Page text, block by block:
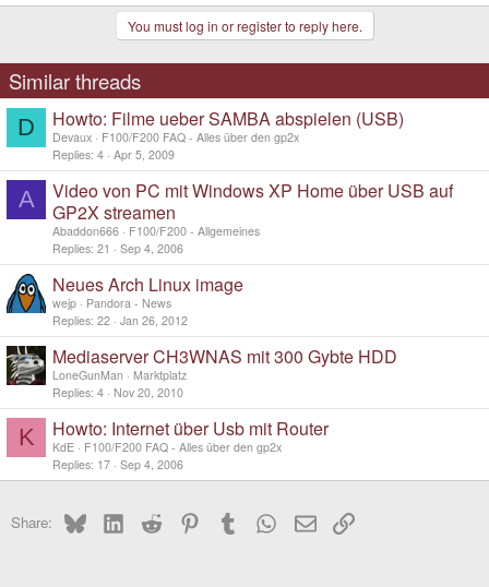
You must log in or register to reply here.
Similar threads
D Howto: Filme ueber SAMBA abspielen (USB)
Devaux
F100/F200 FAQ - Alles über den gp2x
Replies 4 Apr 5, 2009
A
Video von PC mit Windows XP Home über USB auf
GP2X streamen
Abaddon666
F100/F200 - Allgemeines
Replies 21 Sep 4, 2006
Neues Arch Linux image
wejp
Pandora - News
Replies 22 Jan 26, 2012
Mediaserver CH3WNAS mit 300 Gybte HDD
LoneGunMan
Marktplatz
Replies 4 Nov 20, 2010
K Howto: Internet über Usb mit Router
KdE
F100/F200 FAQ - Alles über den gp2x
Replies 17 Sep 4, 2006
Share: BlueskyLinkedInReddit PinterestTumblr WhatsApp
EmailLink